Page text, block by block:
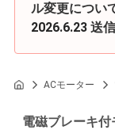
ル変更につい
2026.6.23 送
ACモーター
電磁ブレーキ付